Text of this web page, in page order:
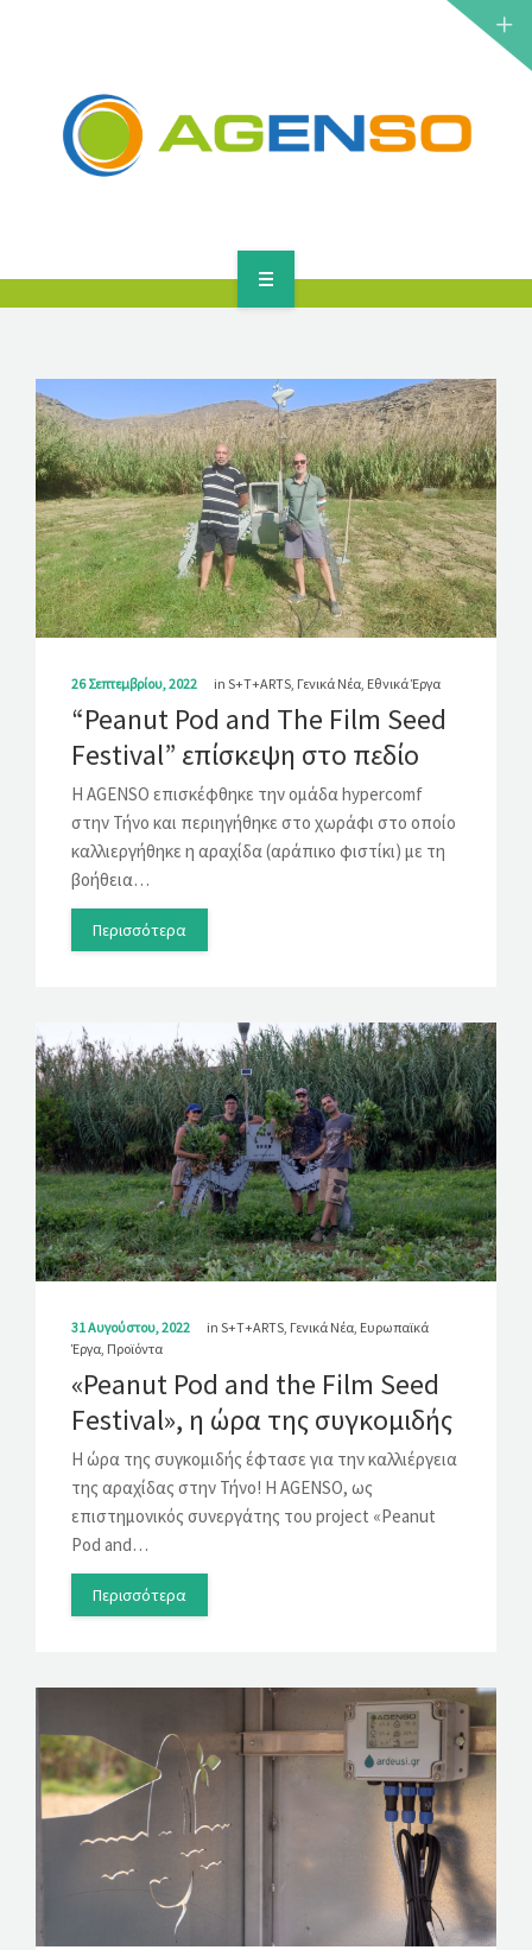
ΛΎΣΕΙΣ
ΑΡΧΙΚΉ
ΕΡΕΥΝΗΤΙΚΆ ΈΡΓΑ
ΠΡΟΪΌΝΤΑ
ΛΎΣΕΙΣ
ΝΈΑ
26 Σεπτεμβρίου, 2022 in S+T+ARTS, Γενικά Νέα, Εθνικά Έργα
“Peanut Pod and The Film Seed
Festival” επίσκεψη στο πεδίο
H AGENSO επισκέφθηκε την ομάδα hypercomf
στην Τήνο και περιηγήθηκε στο χωράφι στο οποίο
καλλιεργήθηκε η αραχίδα (αράπικο φιστίκι) με τη
βοήθεια…
Περισσότερα
31 Αυγούστου, 2022 in S+T+ARTS, Γενικά Νέα, Ευρωπαϊκά
Έργα, Προϊόντα
«Peanut Pod and the Film Seed
Festival», η ώρα της συγκομιδής
Η ώρα της συγκομιδής έφτασε για την καλλιέργεια
της αραχίδας στην Τήνο! Η AGENSO, ως
επιστημονικός συνεργάτης του project «Peanut
Pod and…
Περισσότερα